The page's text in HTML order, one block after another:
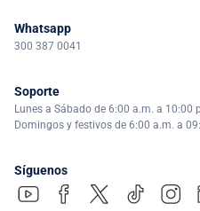
Whatsapp
300 387 0041
Soporte
Lunes a Sábado de 6:00 a.m. a 10:00
Domingos y festivos de 6:00 a.m. a
Síguenos